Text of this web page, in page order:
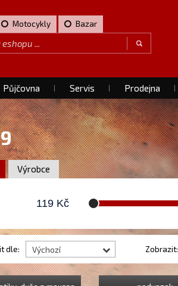
Motocykly Bazar
Půjčovna Servis Prodejna
Výrobce
119 Kč
dle: Výchozí Zobrazit: